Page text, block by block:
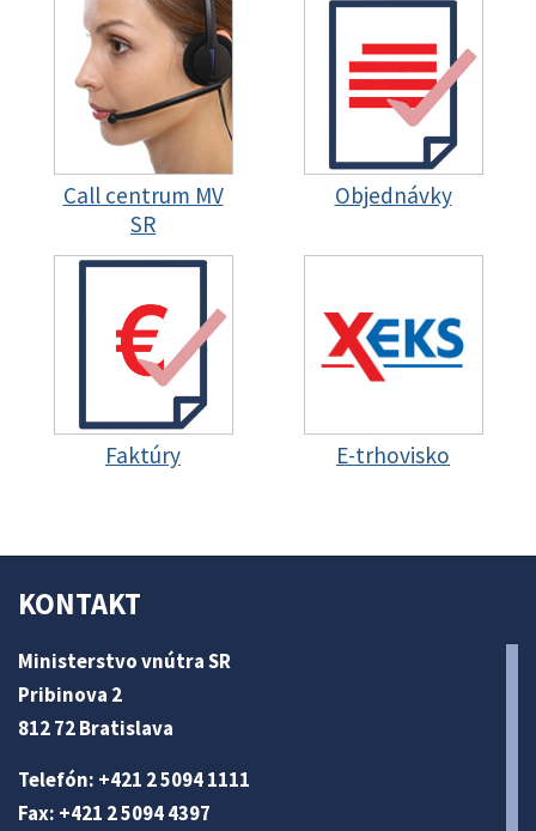
Call centrum MV
SR
Objednávky
Faktúry E-trhovisko
KONTAKT
Ministerstvo vnútra SR
Pribinova 2
812 72 Bratislava
Telefón: +421 2 5094 1111
Fax: +421 2 5094 4397